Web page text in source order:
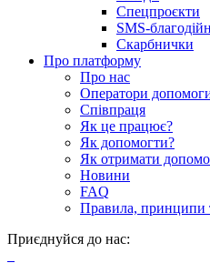
Спецпроєкти
SMS-
Скарбнички
Про платформу
Про нас
Оператори
Співпраця
Як це працює?
Як допомогти?
Як отримати
Новини
FAQ
Правила, принципи
Приєднуйся до нас: